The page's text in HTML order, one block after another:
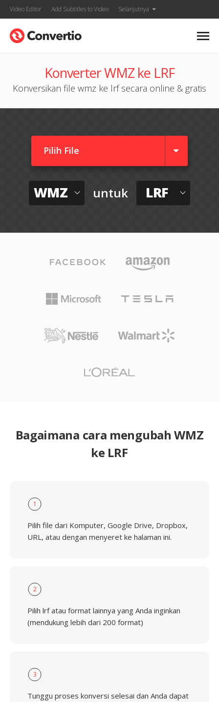
Video Editor Add Subtitles to Video Selanjutnya
Konverter WMZ ke LRF
Konversikan file wmz ke lrf secara online & gratis
Pilih File
WMZ untuk LRF
Bagaimana cara mengubah WMZ
ke LRF
1
Pilih file dari Komputer, Google Drive, Dropbox,
URL, atau dengan menyeret ke halaman ini.
2
Pilih lrf atau format lainnya yang Anda inginkan
(mendukung lebih dari 200 format)
3
Tunggu proses konversi selesai dan Anda dapat